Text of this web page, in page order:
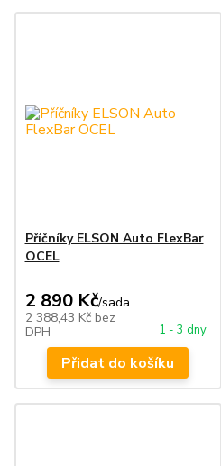
Příčníky ELSON Auto FlexBar
OCEL
2 890 Kč/sada
2 388,43 Kč bez
DPH
1 - 3 dny
Přidat do košíku